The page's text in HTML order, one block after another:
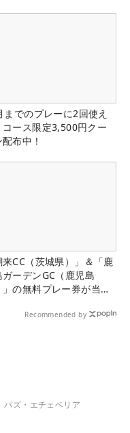
までのプレーに2回使え
コース限定3,500円クー
布中！
来CC（茨城県）」＆「鹿
ガーデンGC（鹿児島
」の無料プレー券が当た
Recommended by
パズ・エチェベリア